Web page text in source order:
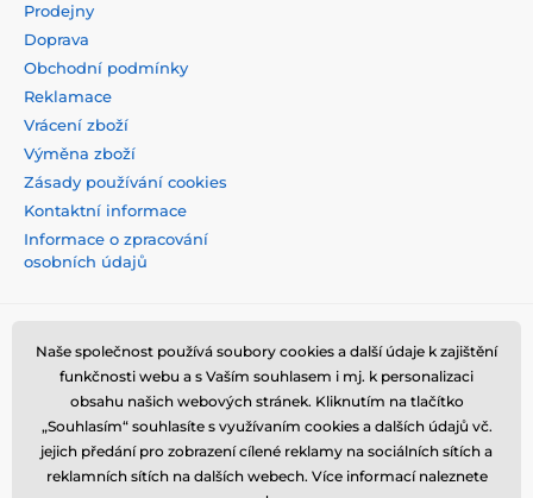
Prodejny
Doprava
Obchodní podmínky
Reklamace
Vrácení zboží
Výměna zboží
Zásady používání cookies
Kontaktní informace
Informace o zpracování
osobních údajů
Naše společnost používá soubory cookies a další údaje k zajištění
funkčnosti webu a s Vaším souhlasem i mj. k personalizaci
obsahu našich webových stránek. Kliknutím na tlačítko
„Souhlasím“ souhlasíte s využívaním cookies a dalších údajů vč.
jejich předání pro zobrazení cílené reklamy na sociálních sítích a
reklamních sítích na dalších webech. Více informací naleznete